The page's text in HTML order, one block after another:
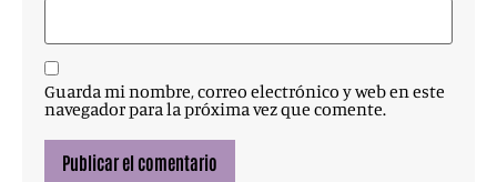
Guarda mi nombre, correo electrónico y web en este
navegador para la próxima vez que comente.